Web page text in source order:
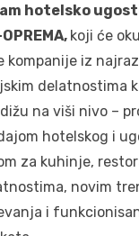
hotelsko
koji će
kompanije iz
delatnostima
na viši nivo –
hotelskog i
za kuhinje,
novim
i